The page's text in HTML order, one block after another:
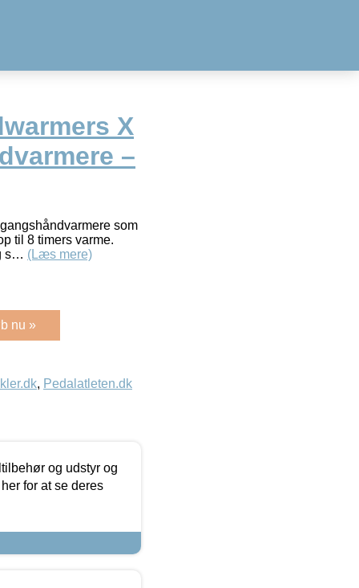
X
–
som
til 8 timers varme.
s… (Læs mere)
nu »
, Pedalatleten.dk
og udstyr og
for at se deres